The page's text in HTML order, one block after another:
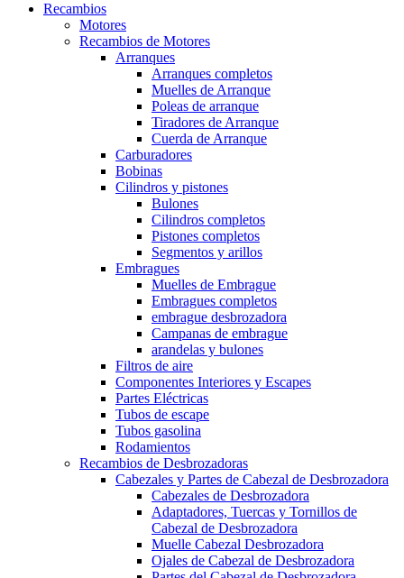
Recambios
Motores
Recambios de Motores
Arranques
Arranques completos
Muelles de Arranque
Poleas de arranque
Tiradores de Arranque
Cuerda de Arranque
Carburadores
Bobinas
Cilindros y pistones
Bulones
Cilindros completos
Pistones completos
Segmentos y arillos
Embragues
Muelles de Embrague
Embragues completos
embrague desbrozadora
Campanas de embrague
arandelas y bulones
Filtros de aire
Componentes Interiores y Escapes
Partes Eléctricas
Tubos de escape
Tubos gasolina
Rodamientos
Recambios de Desbrozadoras
Cabezales y Partes de Cabezal de Desbrozadora
Cabezales de Desbrozadora
Adaptadores, Tuercas y Tornillos de
Cabezal de Desbrozadora
Muelle Cabezal Desbrozadora
Ojales de Cabezal de Desbrozadora